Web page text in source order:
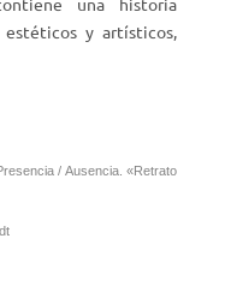
y artísticos,
/ Ausencia. «Retrato